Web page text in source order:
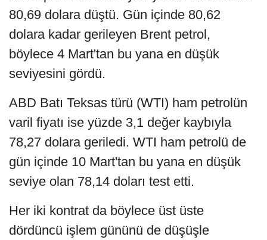
80,69 dolara düştü. Gün içinde 80,62
dolara kadar gerileyen Brent petrol,
böylece 4 Mart'tan bu yana en düşük
seviyesini gördü.
ABD Batı Teksas türü (WTI) ham petrolün
varil fiyatı ise yüzde 3,1 değer kaybıyla
78,27 dolara geriledi. WTI ham petrolü de
gün içinde 10 Mart'tan bu yana en düşük
seviye olan 78,14 doları test etti.
Her iki kontrat da böylece üst üste
dördüncü işlem gününü de düşüşle